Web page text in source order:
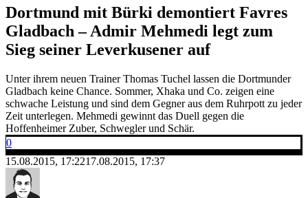
Dortmund mit Bürki demontiert Favres
Gladbach – Admir Mehmedi legt zum
Sieg seiner Leverkusener auf
Unter ihrem neuen Trainer Thomas Tuchel lassen die Dortmunder
Gladbach keine Chance. Sommer, Xhaka und Co. zeigen eine
schwache Leistung und sind dem Gegner aus dem Ruhrpott zu jeder
Zeit unterlegen. Mehmedi gewinnt das Duell gegen die
Hoffenheimer Zuber, Schwegler und Schär.
0
15.08.2015, 17:2217.08.2015, 17:37